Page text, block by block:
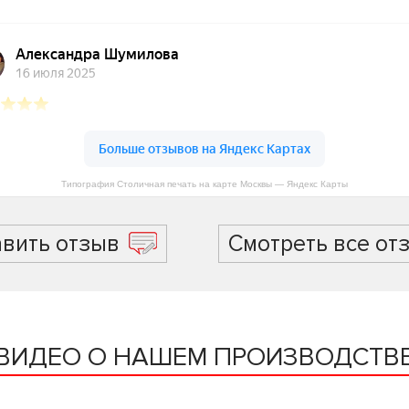
Типография Столичная печать на карте Москвы — Яндекс Карты
отзыв Смотреть все
О НАШЕМ